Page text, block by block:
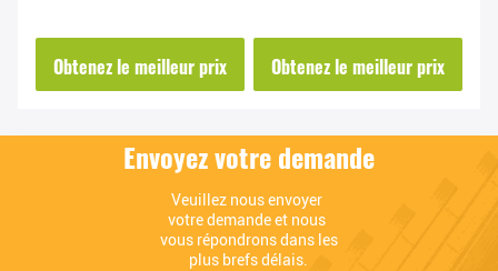
expédition de vêtement de
résistance aux chocs
Obtenez le meilleur prix
chaussures d'habillement
Obtenez le meilleur prix
Envoyez votre demande
Veuillez nous envoyer
votre demande et nous
vous répondrons dans les
plus brefs délais.